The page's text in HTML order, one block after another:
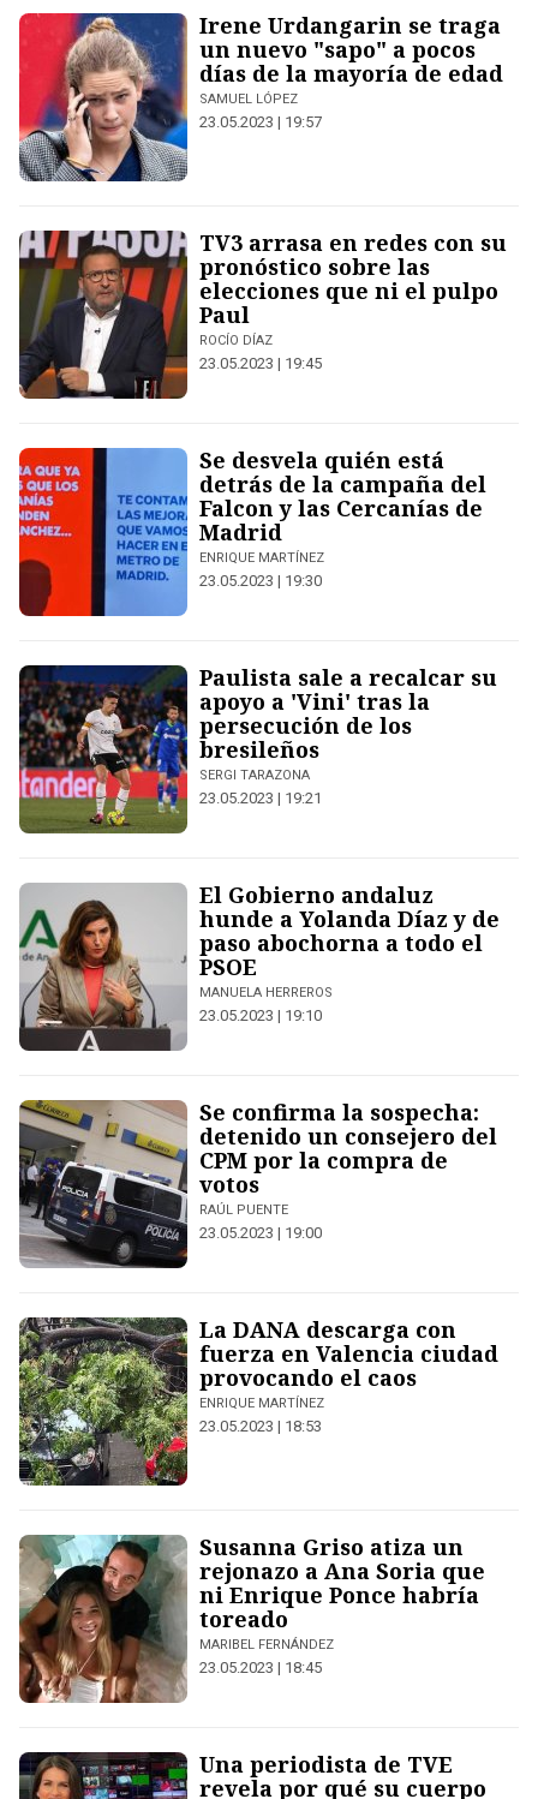
Irene Urdangarin se traga
un nuevo "sapo" a pocos
días de la mayoría de edad
SAMUEL LÓPEZ
23.05.2023 | 19:57
TV3 arrasa en redes con su
pronóstico sobre las
elecciones que ni el pulpo
Paul
ROCÍO DÍAZ
23.05.2023 | 19:45
Se desvela quién está
detrás de la campaña del
Falcon y las Cercanías de
Madrid
ENRIQUE MARTÍNEZ
23.05.2023 | 19:30
Paulista sale a recalcar su
apoyo a 'Vini' tras la
persecución de los
bresileños
SERGI TARAZONA
23.05.2023 | 19:21
El Gobierno andaluz
hunde a Yolanda Díaz y de
paso abochorna a todo el
PSOE
MANUELA HERREROS
23.05.2023 | 19:10
Se confirma la sospecha:
detenido un consejero del
CPM por la compra de
votos
RAÚL PUENTE
23.05.2023 | 19:00
La DANA descarga con
fuerza en Valencia ciudad
provocando el caos
ENRIQUE MARTÍNEZ
23.05.2023 | 18:53
Susanna Griso atiza un
rejonazo a Ana Soria que
ni Enrique Ponce habría
toreado
MARIBEL FERNÁNDEZ
23.05.2023 | 18:45
Una periodista de TVE
revela por qué su cuerpo